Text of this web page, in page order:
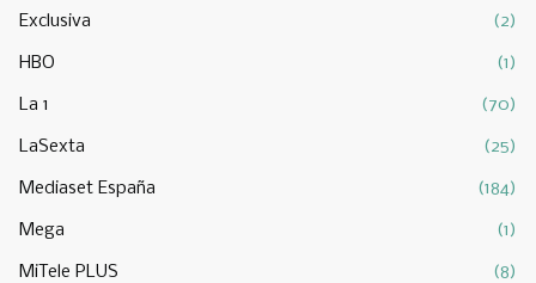
Exclusiva (2)
HBO (1)
La 1 (70)
LaSexta (25)
Mediaset España (184)
Mega (1)
MiTele PLUS (8)